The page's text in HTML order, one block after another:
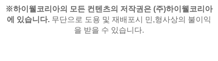
※하이웰코리아의 모든 컨텐츠의 저작권은 (주)하이웰코리아
에 있습니다. 무단으로 도용 및 재배포시 민,형사상의 불이익
을 받을 수 있습니다.